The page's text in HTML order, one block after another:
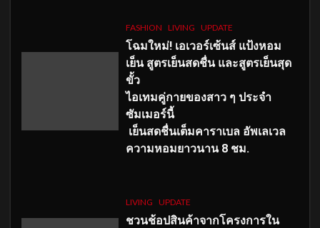
FASHION LIVING UPDATE
โฉมใหม่! เอเวอร์เซ้นส์ แป้งหอม
เย็น สูตรเย็นสดชื่น และสูตรเย็นสุด
ขั้ว
ไอเทมคู่กายของสาว ๆ ประจำ
ซัมเมอร์นี้
เย็นสดชื่นเต็มคาราเบล อัพเลเวล
ความหอมยาวนาน 8 ชม.
LIVING UPDATE
ชวนช้อปสินค้าจากโครงการใน